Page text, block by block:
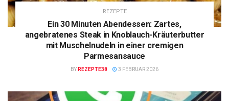
REZEPTE
Ein 30 Minuten Abendessen: Zartes,
angebratenes Steak in Knoblauch-Kräuterbutter
mit Muschelnudeln in einer cremigen
Parmesansauce
BY REZEPTE38 3 FEBRUAR 2026